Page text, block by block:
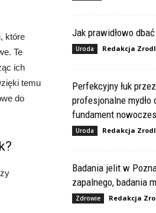
które
Te
ich
temu
do
Jak prawidłowo
Uroda Redakcja
Perfekcyjny łuk
profesjonalne
fundament
Uroda Redakcja
Badania jelit w
zapalnego, badania
Zdrowie Redakcja